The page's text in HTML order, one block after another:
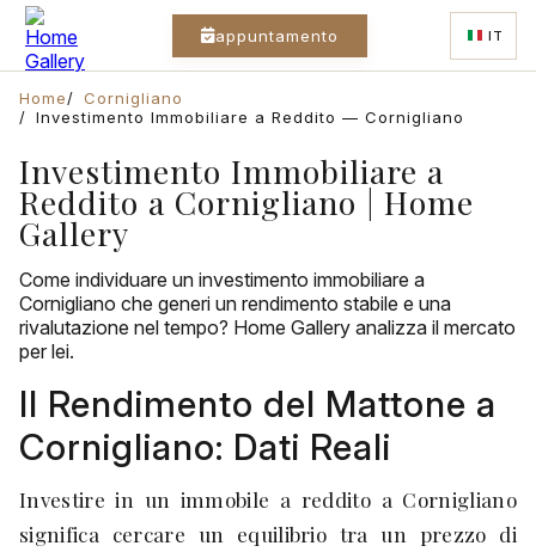
appuntamento IT
Home
Cornigliano
Investimento Immobiliare a Reddito — Cornigliano
Investimento Immobiliare a
Reddito a Cornigliano | Home
Gallery
Come individuare un investimento immobiliare a
Cornigliano che generi un rendimento stabile e una
rivalutazione nel tempo? Home Gallery analizza il mercato
per lei.
Il Rendimento del Mattone a
Cornigliano: Dati Reali
Investire in un immobile a reddito a Cornigliano
significa cercare un equilibrio tra un prezzo di